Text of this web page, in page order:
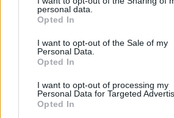
personal data.
Opted In
I want to opt-out of the Sale of my
Personal Data.
Opted In
I want to opt-out of processing my
Personal Data for Targeted
Opted In
kandidatais stengdamasi
svorio metimo metodus
išbandęs, kokia jo
ir gyvenimo įpročius.